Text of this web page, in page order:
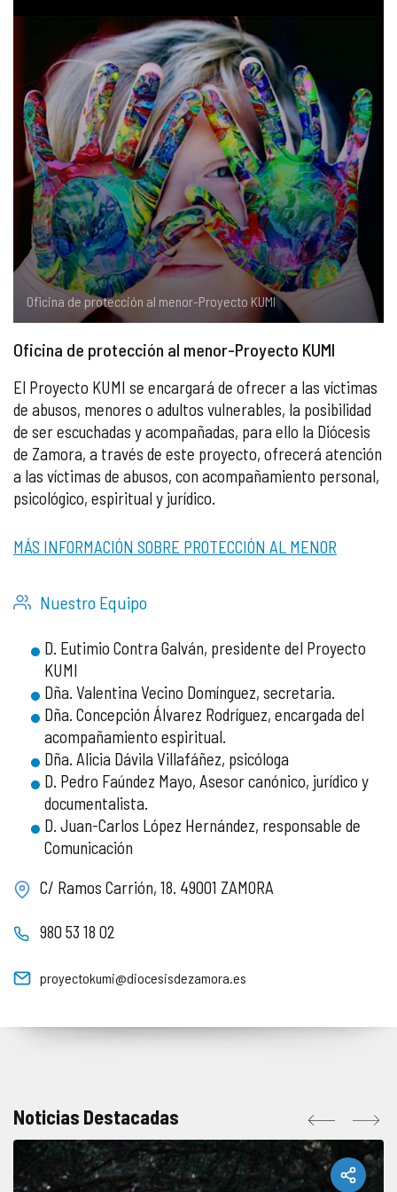
Oficina de protección al menor-Proyecto KUMI
Oficina de protección al menor-Proyecto KUMI
El Proyecto KUMI se encargará de ofrecer a las víctimas
de abusos, menores o adultos vulnerables, la posibilidad
de ser escuchadas y acompañadas, para ello la Diócesis
de Zamora, a través de este proyecto, ofrecerá atención
a las víctimas de abusos, con acompañamiento personal,
psicológico, espiritual y jurídico.
MÁS INFORMACIÓN SOBRE PROTECCIÓN AL MENOR
Nuestro Equipo
D. Eutimio Contra Galván, presidente del Proyecto
KUMI
Dña. Valentina Vecino Domínguez, secretaria.
Dña. Concepción Álvarez Rodríguez, encargada del
acompañamiento espiritual.
Dña. Alicia Dávila Villafáñez, psicóloga
D. Pedro Faúndez Mayo, Asesor canónico, jurídico y
documentalista.
D. Juan-Carlos López Hernández, responsable de
Comunicación
C/ Ramos Carrión, 18. 49001 ZAMORA
980 53 18 02
proyectokumi@diocesisdezamora.es
Noticias Destacadas
COMPLIANCE
DOCTRINA DE LA IGLESIA
PORTAL DE TRANSPARENCIA
RENDICIÓN CUENTAS ENTIDADES RELIGIOSAS
PREGUNTAS FRECUENTES
PASTORAL SAMARITANA
CENTROS SOCIALES
APOSTOLADO SEGLAR
VIDA CONSAGRADA
VÍDEOS
AUDIOS